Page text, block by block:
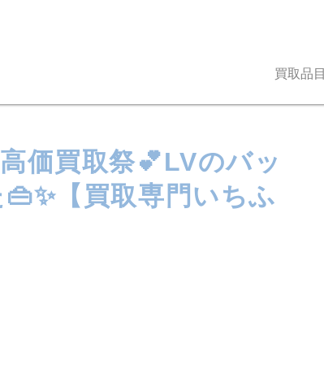
買取品目
価買取祭💕LVのバッ
【買取専門いちふ